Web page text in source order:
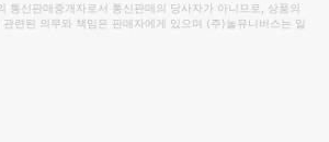
통신판매중개자로서 통신판매의 당사자가 아니므로, 상품의
련된 의무와 책임은 판매자에게 있으며 (주)놀유니버스는 일